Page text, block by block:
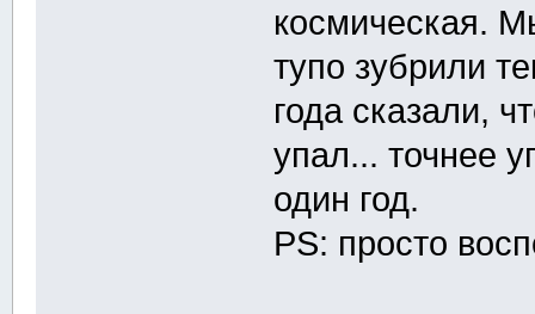
космическая.
тупо зубрили
года сказали,
упал... точнее
один год.
PS: просто